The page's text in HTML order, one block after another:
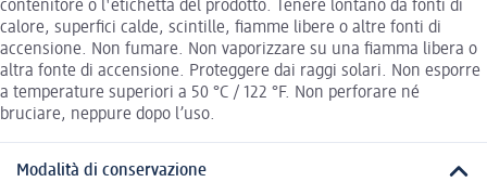
contenitore o l'etichetta del prodotto. Tenere lontano da fonti di
calore, superfici calde, scintille, fiamme libere o altre fonti di
accensione. Non fumare. Non vaporizzare su una fiamma libera o
altra fonte di accensione. Proteggere dai raggi solari. Non esporre
a temperature superiori a 50 °C / 122 °F. Non perforare né
bruciare, neppure dopo l’uso.
Modalità di conservazione